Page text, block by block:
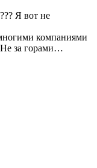
Я вот не
компаниями
за горами…